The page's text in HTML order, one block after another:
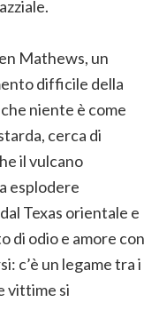
Mathews, un
difficile della
niente è come
cerca di
il vulcano
esplodere
Texas orientale e
di odio e amore con
c’è un legame tra i
vittime si